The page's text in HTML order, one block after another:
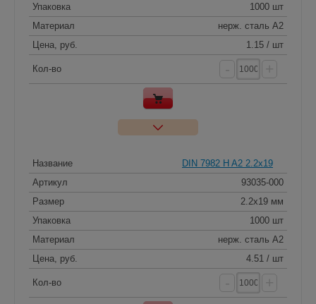
Упаковка
1000 шт
Материал
нерж. сталь A2
Цена, руб.
1.15 / шт
Кол-во
Название
DIN 7982 H A2 2.2x19
Артикул
93035-000
Размер
2.2x19 мм
Упаковка
1000 шт
Материал
нерж. сталь A2
Цена, руб.
4.51 / шт
Кол-во